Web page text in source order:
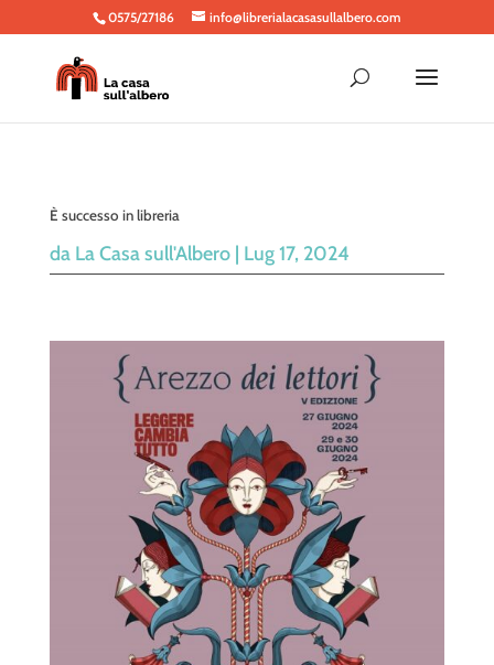
0575/27186 info@librerialacasasullalbero.com
È successo in libreria
da La Casa sull'Albero| Lug 17, 2024